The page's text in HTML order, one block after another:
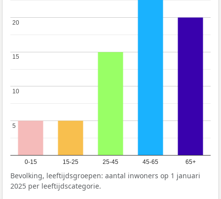
0-15 15-25 25-45 45-65 65+
5
5
10
10
15
15
20
20
Bevolking, leeftijdsgroepen: aantal inwoners op 1 januari
2025 per leeftijdscategorie.